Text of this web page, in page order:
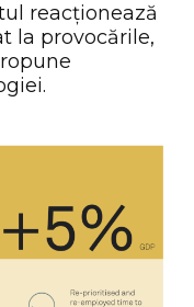
reacționează
la provocările,